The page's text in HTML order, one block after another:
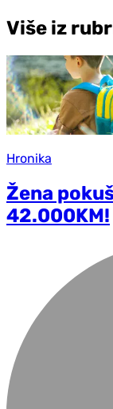
Više iz
Hronika
Žena
42.000KM!